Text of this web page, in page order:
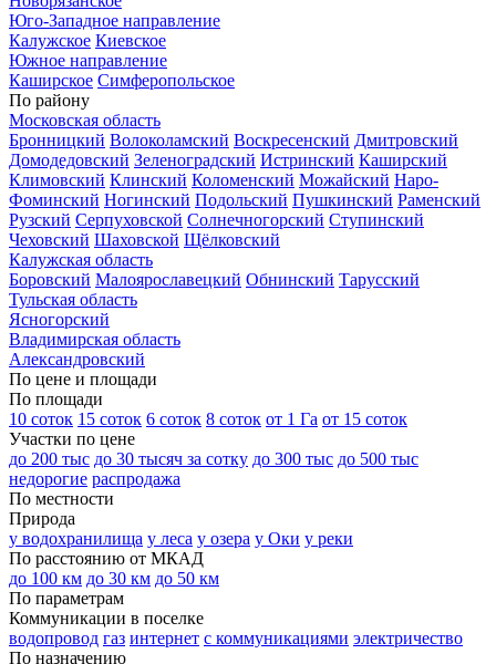
Юго-Западное направление
Калужское Киевское
Южное направление
Каширское Симферопольское
По району
Московская область
Бронницкий Волоколамский Воскресенский Дмитровский
Домодедовский Зеленоградский Истринский Каширский
Климовский Клинский Коломенский Можайский Наро-
Фоминский Ногинский Подольский Пушкинский Раменский
Рузский Серпуховской Солнечногорский Ступинский
Чеховский Шаховской Щёлковский
Калужская область
Боровский Малоярославецкий Обнинский Тарусский
Тульская область
Ясногорский
Владимирская область
Александровский
По цене и площади
По площади
10 соток 15 соток 6 соток 8 соток от 1 Га от 15 соток
Участки по цене
до 200 тыс до 30 тысяч за сотку до 300 тыс до 500 тыс
недорогие распродажа
По местности
Природа
у водохранилища у леса у озера у Оки у реки
По расстоянию от МКАД
до 100 км до 30 км до 50 км
По параметрам
Коммуникации в поселке
водопровод газ интернет с коммуникациями электричество
По назначению